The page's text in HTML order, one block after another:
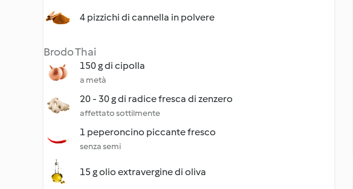
4 pizzichi di cannella in polvere
Brodo Thai
150 g di cipolla
a metà
20 - 30 g di radice fresca di zenzero
affettato sottilmente
1 peperoncino piccante fresco
senza semi
15 g olio extravergine di oliva